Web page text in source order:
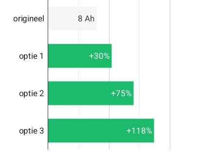
origineel
optie 1
optie 2
optie 3
8 Ah
+30%
+75%
+118%